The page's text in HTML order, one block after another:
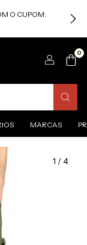
O CUPOM:
0
MARCAS
1 /4